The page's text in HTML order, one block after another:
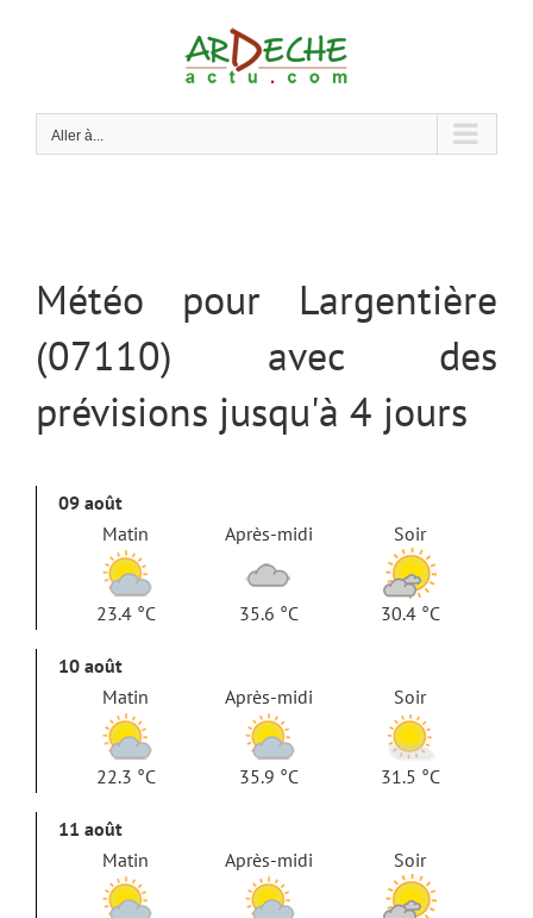
Aller à...
Météo pour Largentière
(07110) avec des
prévisions jusqu'à 4 jours
09 août
Matin
23.4 °C
Après-midi
35.6 °C
Soir
30.4 °C
10 août
Matin
22.3 °C
Après-midi
35.9 °C
Soir
31.5 °C
11 août
Matin
Après-midi Soir